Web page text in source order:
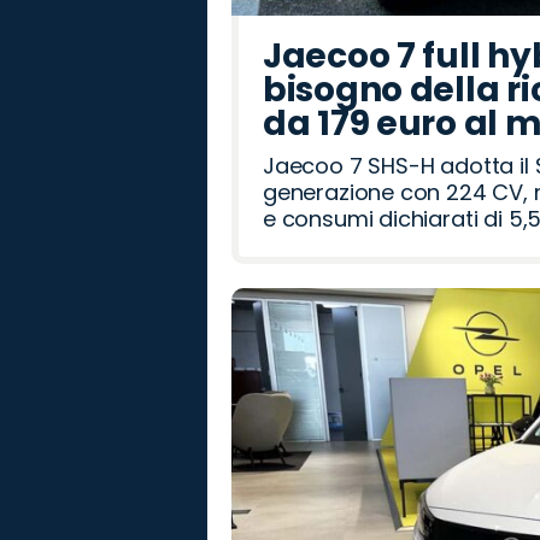
Jaecoo 7 full
bisogno della
da 179 euro al
Jaecoo 7 SHS-H adotta il
generazione con 224 CV,
e consumi dichiarati di